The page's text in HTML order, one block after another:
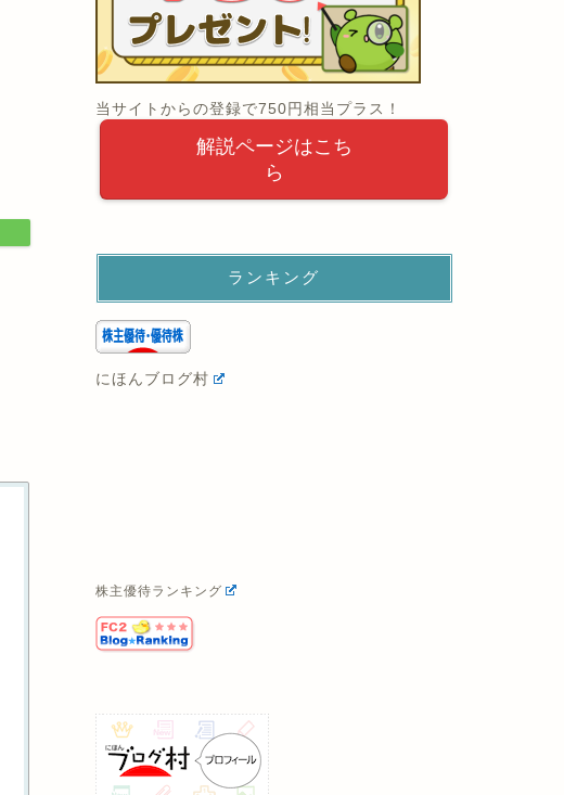
当サイトからの登録で750円相当プラス！
解説ページはこち
ら
ランキング
にほんブログ村